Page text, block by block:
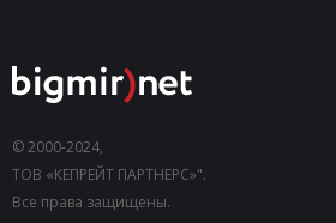
© 2000-2024,
ТОВ «КЕПРЕЙТ ПАРТНЕРС»".
Все права защищены.